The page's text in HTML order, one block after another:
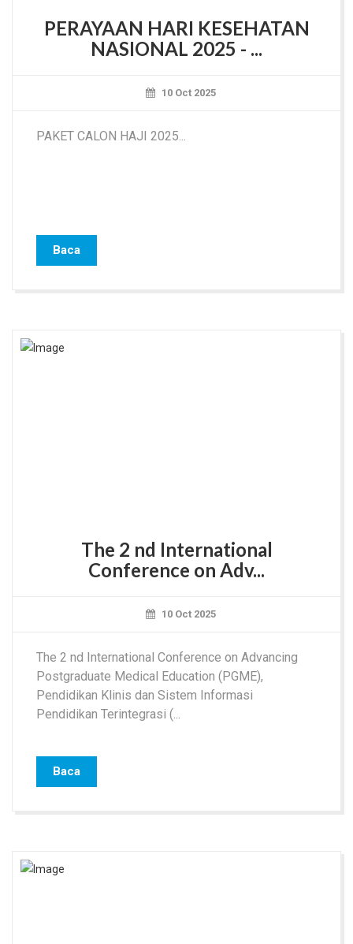
PERAYAAN HARI KESEHATAN
NASIONAL 2025 - ...
10 Oct 2025
PAKET CALON HAJI 2025...
Baca
The 2 nd International
Conference on Adv...
10 Oct 2025
The 2 nd International Conference on Advancing
Postgraduate Medical Education (PGME),
Pendidikan Klinis dan Sistem Informasi
Pendidikan Terintegrasi (...
Baca